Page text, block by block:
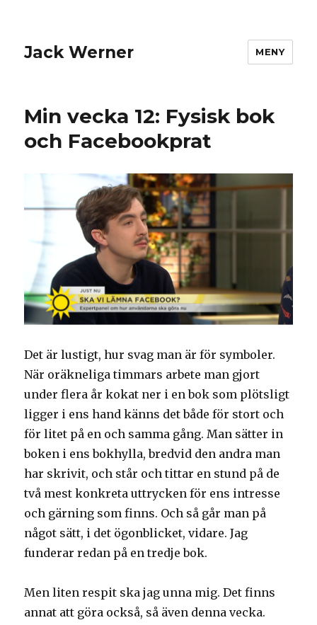
Jack Werner MENY
Min vecka 12: Fysisk bok
och Facebookprat
Det är lustigt, hur svag man är för symboler.
När oräkneliga timmars arbete man gjort
under flera år kokat ner i en bok som plötsligt
ligger i ens hand känns det både för stort och
för litet på en och samma gång. Man sätter in
boken i ens bokhylla, bredvid den andra man
har skrivit, och står och tittar en stund på de
två mest konkreta uttrycken för ens intresse
och gärning som finns. Och så går man på
något sätt, i det ögonblicket, vidare. Jag
funderar redan på en tredje bok.
Men liten respit ska jag unna mig. Det finns
annat att göra också, så även denna vecka.